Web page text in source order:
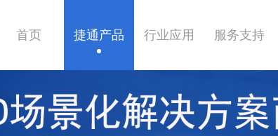
首页 捷通产品 行业应用 服务支持